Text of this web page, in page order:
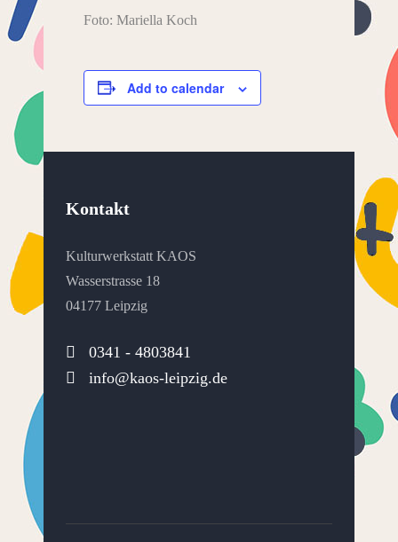
Foto: Mariella Koch
Add to calendar
Kontakt
Kulturwerkstatt KAOS
Wasserstrasse 18
04177 Leipzig
0341 - 4803841
info@kaos-leipzig.de